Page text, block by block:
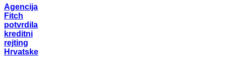
Agencija
Fitch
potvrdila
kreditni
rejting
Hrvatske